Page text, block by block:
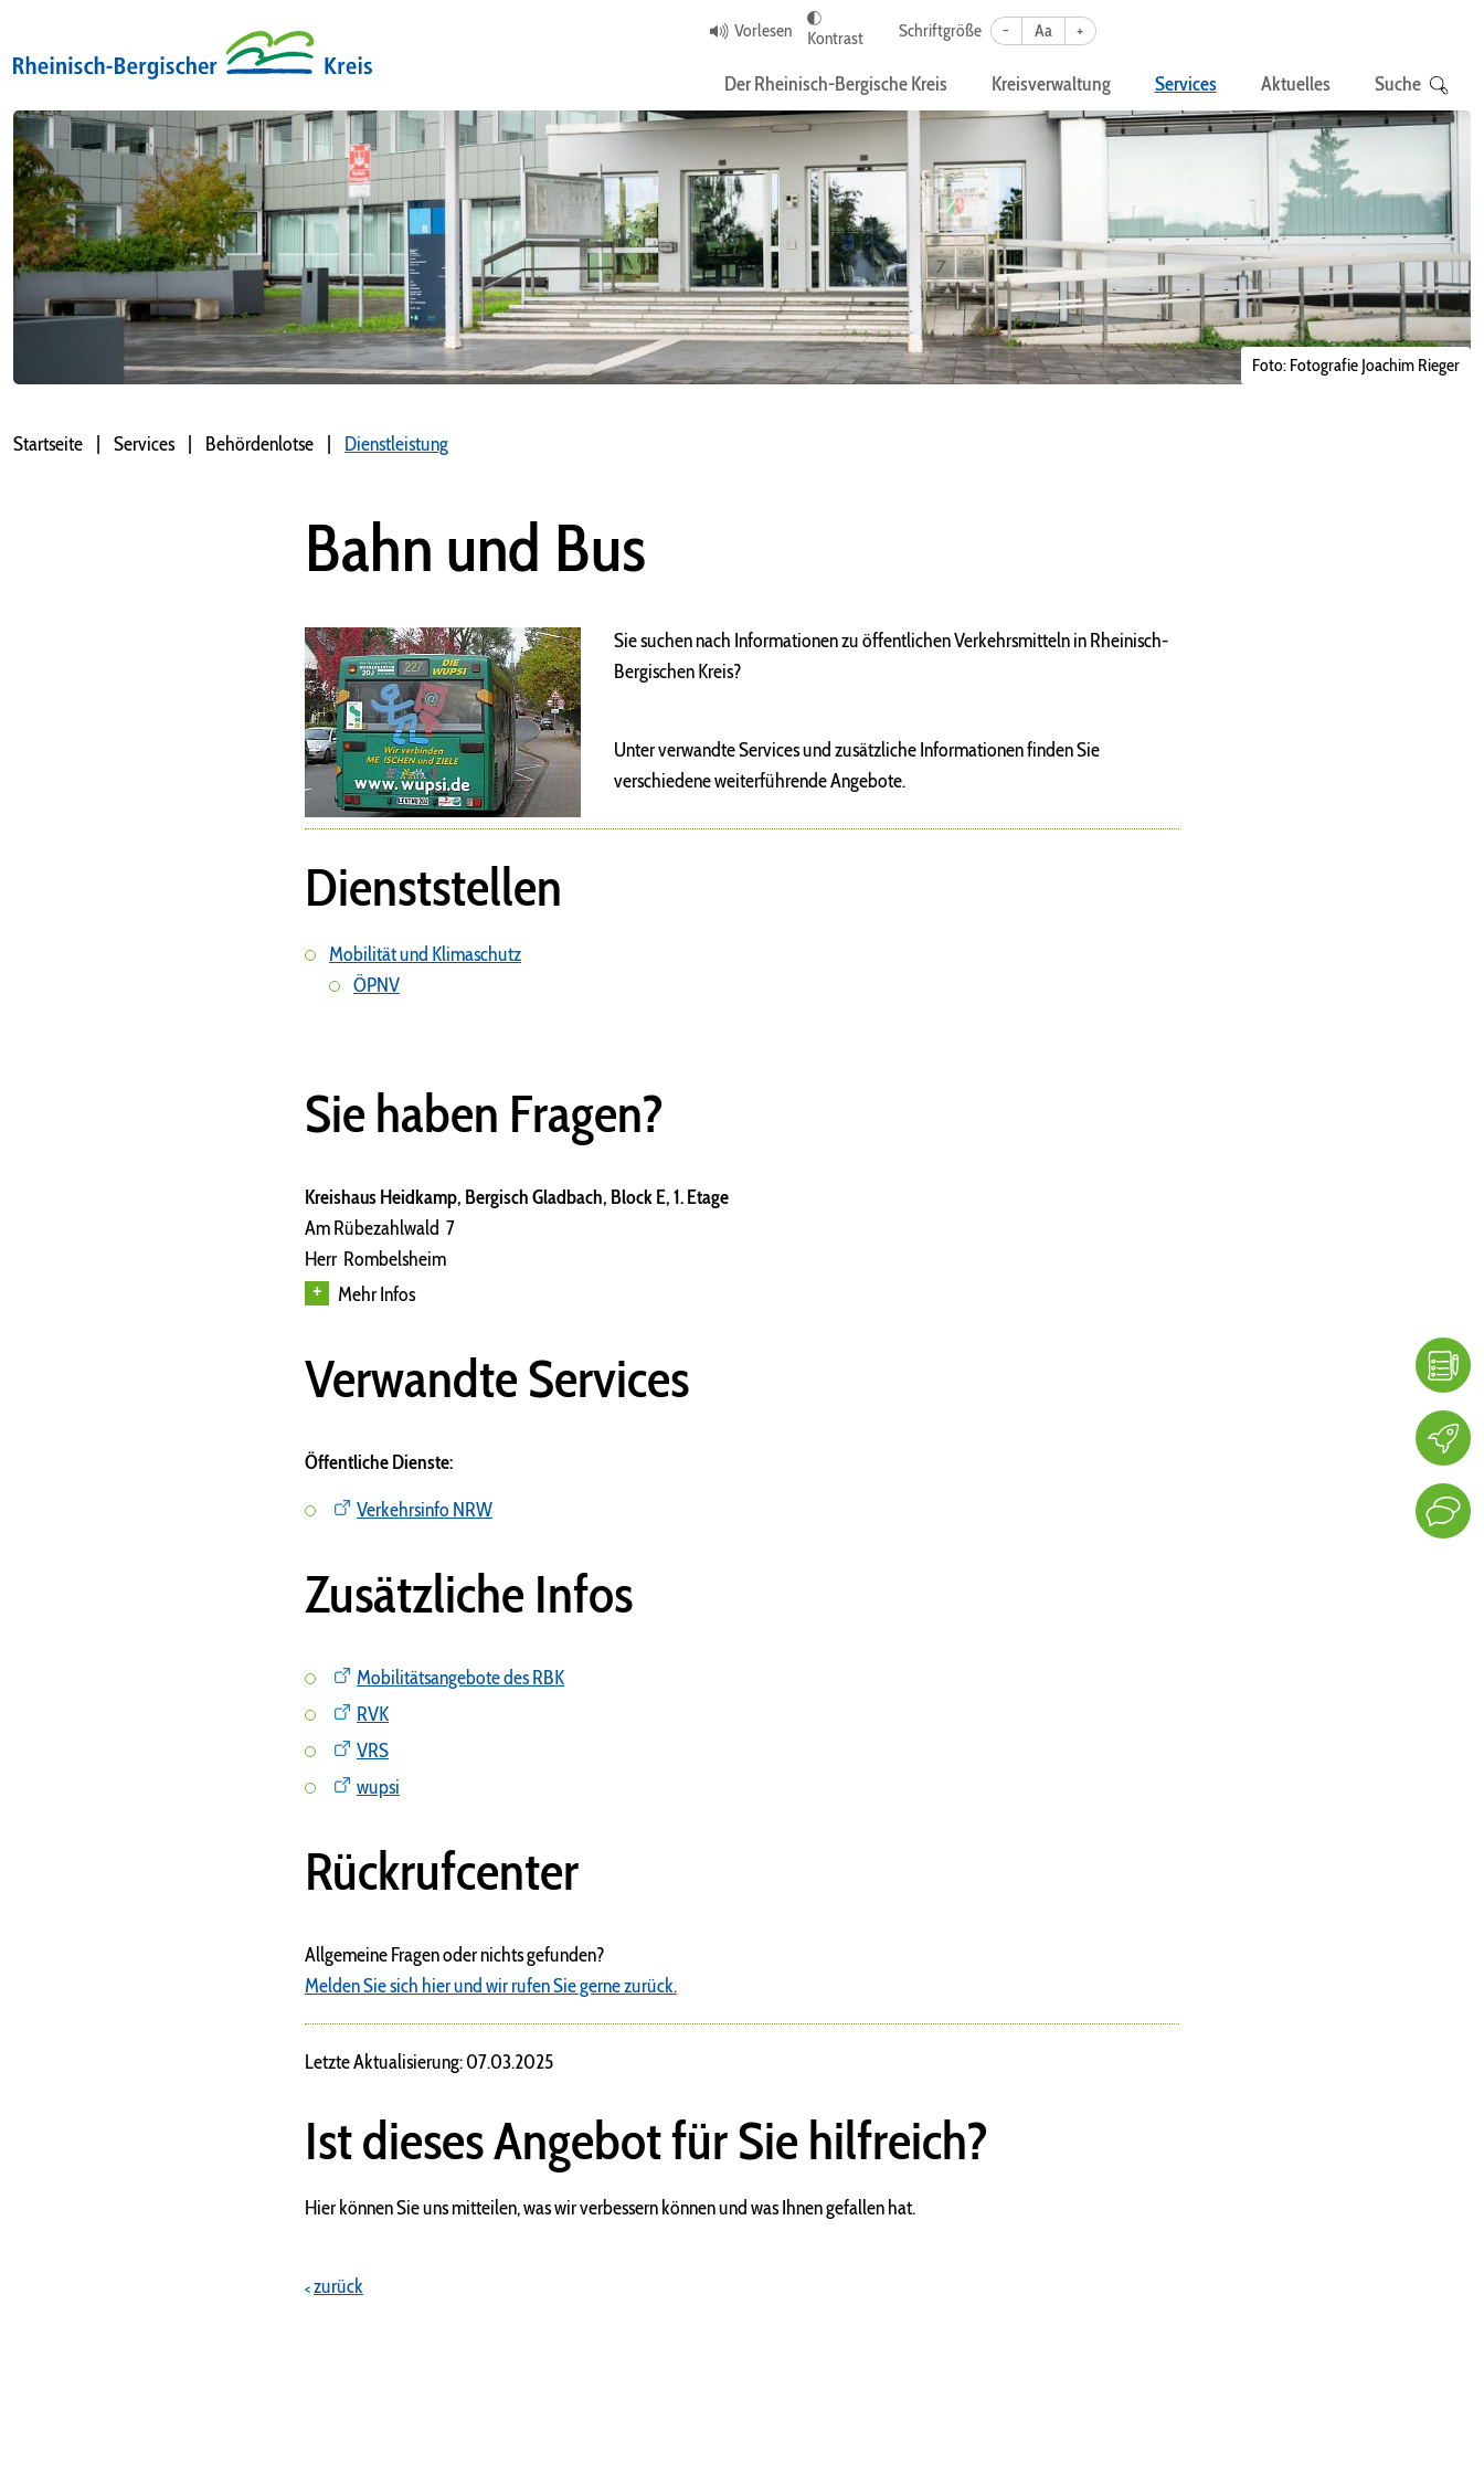
Vorlesen Kontrast Schriftgröße - Aa +
Der Rheinisch-Bergische Kreis Kreisverwaltung Services Aktuelles Suche
Foto: Fotografie Joachim Rieger
Startseite Services Behördenlotse Dienstleistung
Bahn und Bus
Sie suchen nach Informationen zu öffentlichen Verkehrsmitteln in Rheinisch-
Bergischen Kreis?
Unter verwandte Services und zusätzliche Informationen finden Sie
verschiedene weiterführende Angebote.
Dienststellen
Mobilität und Klimaschutz
ÖPNV
Sie haben Fragen?
Kreishaus Heidkamp, Bergisch Gladbach, Block E, 1. Etage
Am Rübezahlwald 7
Herr Rombelsheim
Mehr Infos
Verwandte Services
Öffentliche Dienste:
Verkehrsinfo NRW
Zusätzliche Infos
Mobilitätsangebote des RBK
RVK
VRS
wupsi
Rückrufcenter
Allgemeine Fragen oder nichts gefunden?
Melden Sie sich hier und wir rufen Sie gerne zurück.
Letzte Aktualisierung: 07.03.2025
Ist dieses Angebot für Sie hilfreich?
Hier können Sie uns mitteilen, was wir verbessern können und was Ihnen gefallen hat.
zurück